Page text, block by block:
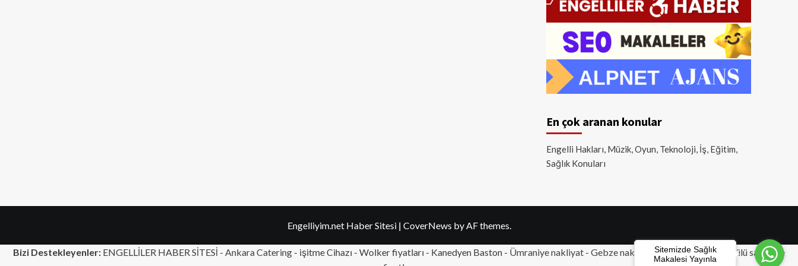
En çok aranan konular
Engelli Hakları, Müzik, Oyun, Teknoloji, İş, Eğitim,
Sağlık Konuları
Engelliyim.net Haber Sitesi | CoverNews by AF themes.
Bizi Destekleyenler: ENGELLİLER HABER SİTESİ - Ankara Catering - işitme Cihazı - Wolker fiyatları - Kanedyen Baston - Ümraniye nakliyat - Gebze nakliyat -Tuzla nakliyat - Akülü sandalye
Sitemizde Sağlık
Makalesi Yayınla